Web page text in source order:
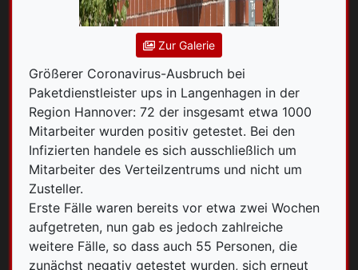
Zur Galerie
Größerer Coronavirus-Ausbruch bei
Paketdienstleister ups in Langenhagen in der
Region Hannover: 72 der insgesamt etwa 1000
Mitarbeiter wurden positiv getestet. Bei den
Infizierten handele es sich ausschließlich um
Mitarbeiter des Verteilzentrums und nicht um
Zusteller.
Erste Fälle waren bereits vor etwa zwei Wochen
aufgetreten, nun gab es jedoch zahlreiche
weitere Fälle, so dass auch 55 Personen, die
zunächst negativ getestet wurden, sich erneut